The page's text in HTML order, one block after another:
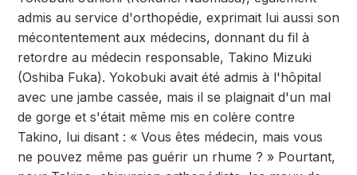
admis au service d'orthopédie, exprimait lui aussi son
mécontentement aux médecins, donnant du fil à
retordre au médecin responsable, Takino Mizuki
(Oshiba Fuka). Yokobuki avait été admis à l'hôpital
avec une jambe cassée, mais il se plaignait d'un mal
de gorge et s'était même mis en colère contre
Takino, lui disant : « Vous êtes médecin, mais vous
ne pouvez même pas guérir un rhume ? » Pourtant,